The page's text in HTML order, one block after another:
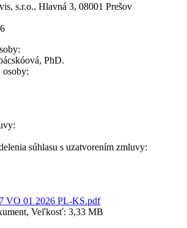
s.r.o., Hlavná 3, 08001 Prešov
PhD.
osoby:
súhlasu s uzatvorením zmluvy:
VO 01 2026 PL-KS.pdf
Veľkosť: 3,33 MB